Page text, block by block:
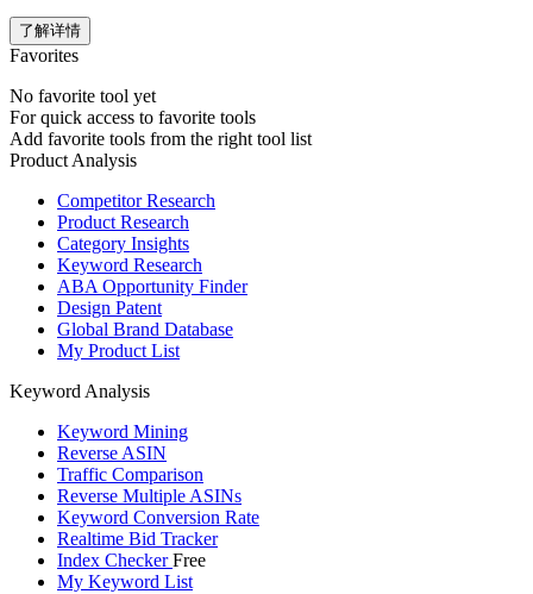
了解详情
Favorites
No favorite tool yet
For quick access to favorite tools
Add favorite tools from the right tool list
Product Analysis
Competitor Research
Product Research
Category Insights
Keyword Research
ABA Opportunity Finder
Design Patent
Global Brand Database
My Product List
Keyword Analysis
Keyword Mining
Reverse ASIN
Traffic Comparison
Reverse Multiple ASINs
Keyword Conversion Rate
Realtime Bid Tracker
Index CheckerFree
My Keyword List